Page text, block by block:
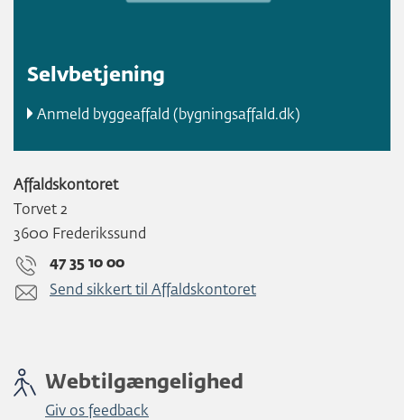
Selvbetjening
Anmeld byggeaffald (bygningsaffald.dk)
Affaldskontoret
Torvet 2
3600 Frederikssund
47 35 10 00
Send sikkert til Affaldskontoret
Webtilgængelighed
Giv os feedback